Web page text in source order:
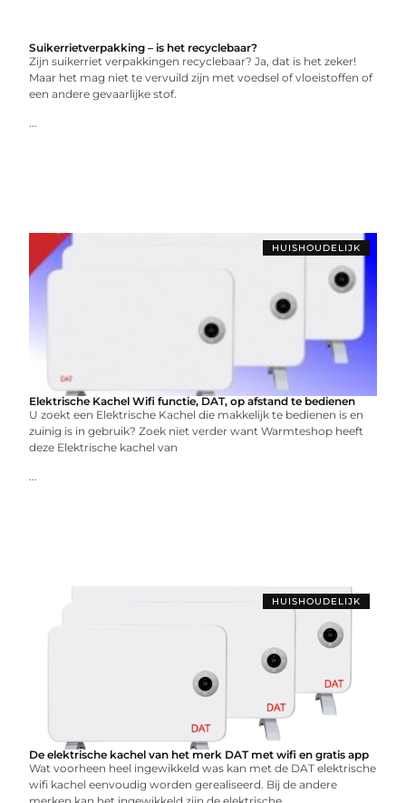
Suikerrietverpakking – is het recyclebaar?
Zijn suikerriet verpakkingen recyclebaar? Ja, dat is het zeker!
Maar het mag niet te vervuild zijn met voedsel of vloeistoffen of
een andere gevaarlijke stof.
...
HUISHOUDELIJK
Elektrische Kachel Wifi functie, DAT, op afstand te bedienen
U zoekt een Elektrische Kachel die makkelijk te bedienen is en
zuinig is in gebruik? Zoek niet verder want Warmteshop heeft
deze Elektrische kachel van
...
HUISHOUDELIJK
De elektrische kachel van het merk DAT met wifi en gratis app
Wat voorheen heel ingewikkeld was kan met de DAT elektrische
wifi kachel eenvoudig worden gerealiseerd. Bij de andere